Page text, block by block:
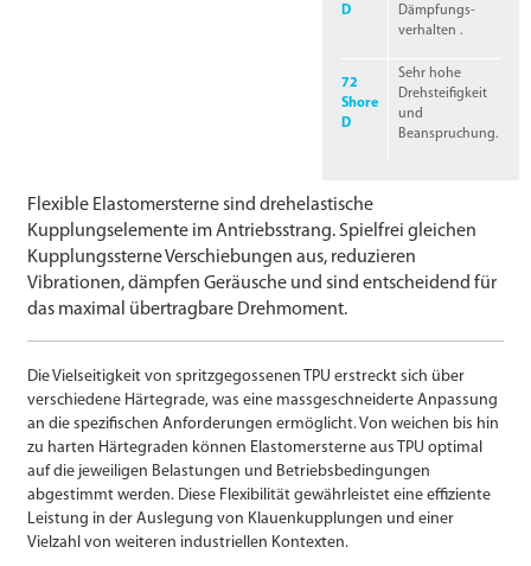
D
Dämpfungs­
verhalten .
72
Shore
D
Sehr hohe
Drehsteifigkeit
und
Beanspruchung.
Flexible Elastomersterne sind drehelastische
Kupplungselemente im Antriebsstrang. Spielfrei gleichen
Kupplungs­sterne Verschiebungen aus, reduzieren
Vibrationen, dämpfen Geräusche und sind entscheidend für
das maximal übertragbare Drehmoment.
Die Vielseitigkeit von spritzgegossenen TPU erstreckt sich über
verschiedene Härtegrade, was eine massgeschneiderte Anpassung
an die spezifischen Anforderungen ermöglicht. Von weichen bis hin
zu harten Härtegraden können Elastomersterne aus TPU optimal
auf die jeweiligen Belastungen und Betriebsbedingungen
abgestimmt werden. Diese Flexibilität gewährleistet eine effiziente
Leistung in der Auslegung von Klauenkupplungen und einer
Vielzahl von weiteren industriellen Kontexten.